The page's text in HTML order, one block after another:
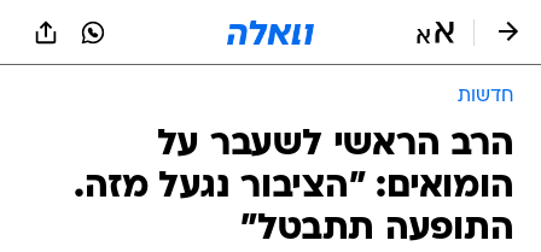
חדשות
הרב הראשי לשעבר על
הומואים: "הציבור נגעל מזה.
התופעה תתבטל"